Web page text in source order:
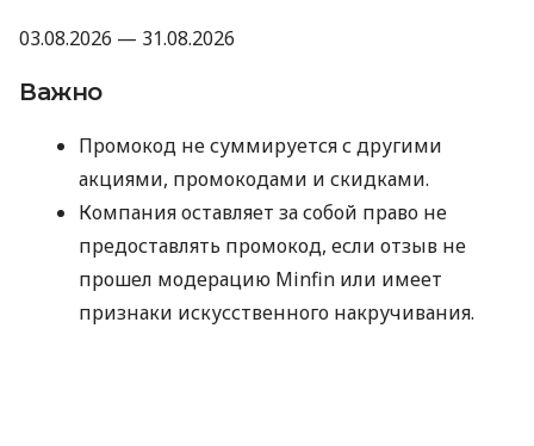
03.08.2026 — 31.08.2026
Важно
Промокод не суммируется с другими
акциями, промокодами и скидками.
Компания оставляет за собой право не
предоставлять промокод, если отзыв не
прошел модерацию Minfin или имеет
признаки искусственного накручивания.